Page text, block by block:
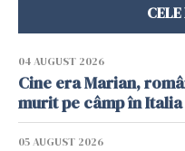
04 AUGUST 2026
Cine era Marian,
murit pe câmp în Italia
05 AUGUST 2026